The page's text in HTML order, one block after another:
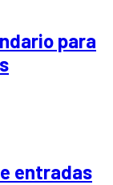
para
entradas